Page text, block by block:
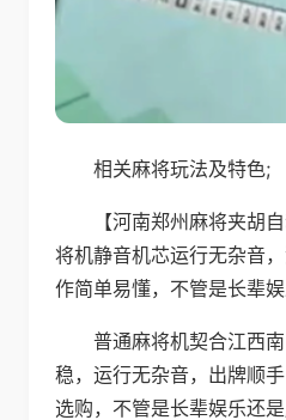
相关麻将玩法及特色;
【河南郑州麻将夹胡
将机静音机芯运行无杂音
作简单易懂，不管是长辈
普通麻将机契合江西
稳，运行无杂音，出牌顺
选购，不管是长辈娱乐还